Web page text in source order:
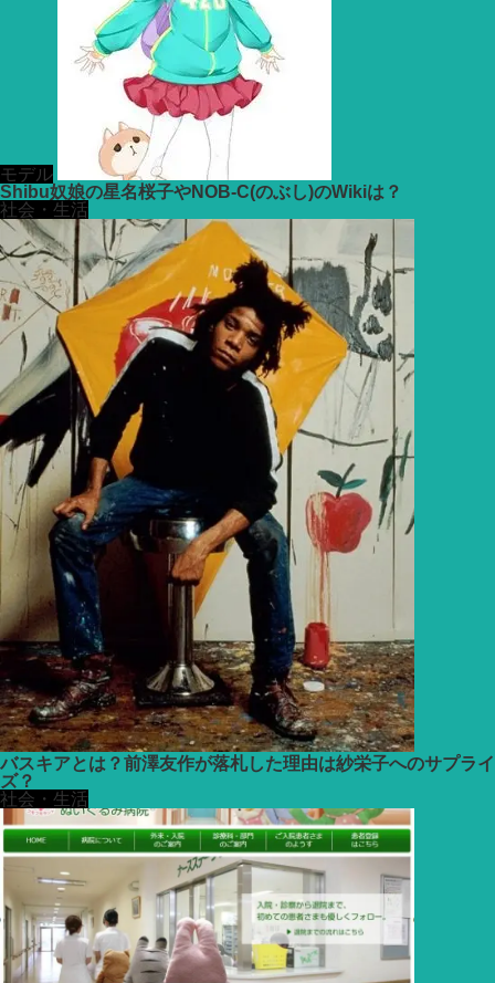
モデル
Shibu奴娘の星名桜子やNOB-C(のぶし)のWikiは？
社会・生活
バスキアとは？前澤友作が落札した理由は紗栄子へのサプライ
ズ？
社会・生活